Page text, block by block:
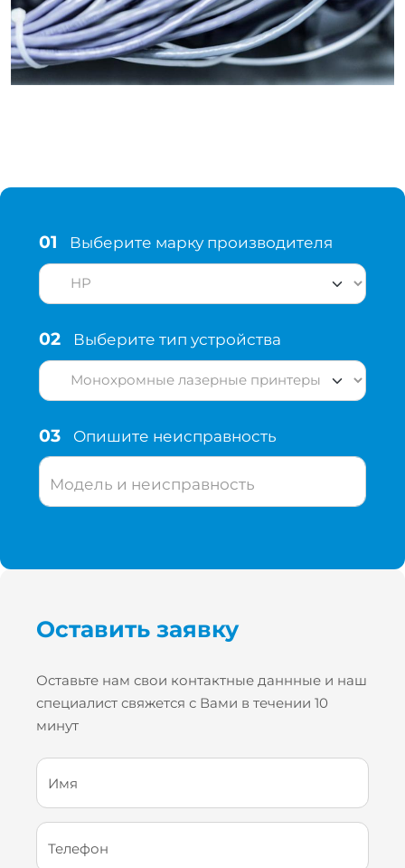
01 Выберите марку производителя
02 Выберите тип устройства
03 Опишите неисправность
Модель и неисправность
Оставить заявку
Оставьте нам свои контактные даннные и наш
специалист свяжется с Вами в течении 10
минут
Имя
Телефон